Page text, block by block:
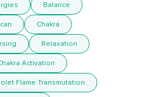
Balance
Chakra
Relaxation
Activation
Flame Transmutation